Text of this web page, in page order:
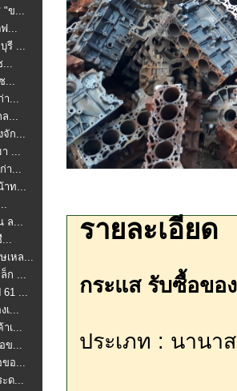
"ข...
...
รี ...
...
...
า...
...
จัก...
...
า...
าท...
ล...
...
เหล...
ล็ก ...
61 ...
เ...
เ...
ข...
ขอ...
ะด...
รายละเอียด
กระแส รับซื้อขอ
ประเภท : นานา